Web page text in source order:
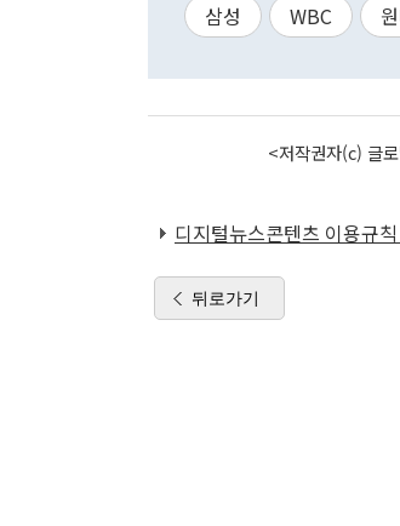
삼성 WBC
<저작권자(c) 글
디지털뉴스콘텐츠 이용규
뒤로가기